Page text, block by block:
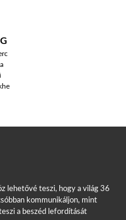
lehetővé teszi, hogy a világ 36
kommunikáljon, mint
a beszéd lefordítását